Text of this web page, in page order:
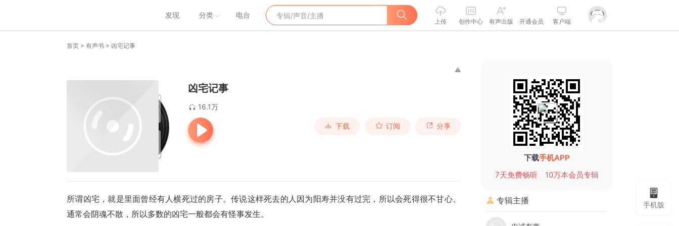
发现 分类 电台
上传 创作中心 有声出版 开通会员 客户端
首页 > 有声书 > 凶宅记事
凶宅记事
16.1万
下载 订阅 分享
所谓凶宅，就是里面曾经有人横死过的房子。传说这样死去的人因为阳寿并没有过完，所以会死得很不甘心。
通常会阴魂不散，所以多数的凶宅一般都会有怪事发生。
下载手机APP
7天免费畅听
10万本会员专辑
专辑主播 手机版